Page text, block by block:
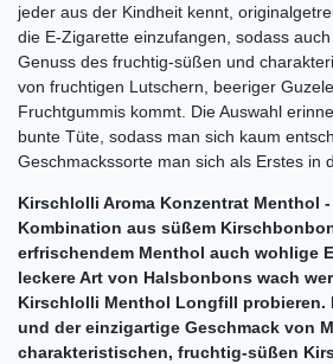
jeder aus der Kindheit kennt,
die E-Zigarette einzufangen, sodass
Genuss des fruchtig-süßen und
von fruchtigen Lutschern, beeriger
Fruchtgummis kommt. Die Auswahl
bunte Tüte, sodass man sich kaum
Geschmackssorte man sich als Erstes in
Kirschlolli Aroma Konzentrat Menthol
Kombination aus süßem
erfrischendem Menthol auch wohlige
leckere Art von Halsbonbons wach
Kirschlolli Menthol Longfill probieren.
und der einzigartige Geschmack von
charakteristischen, fruchtig-süßen